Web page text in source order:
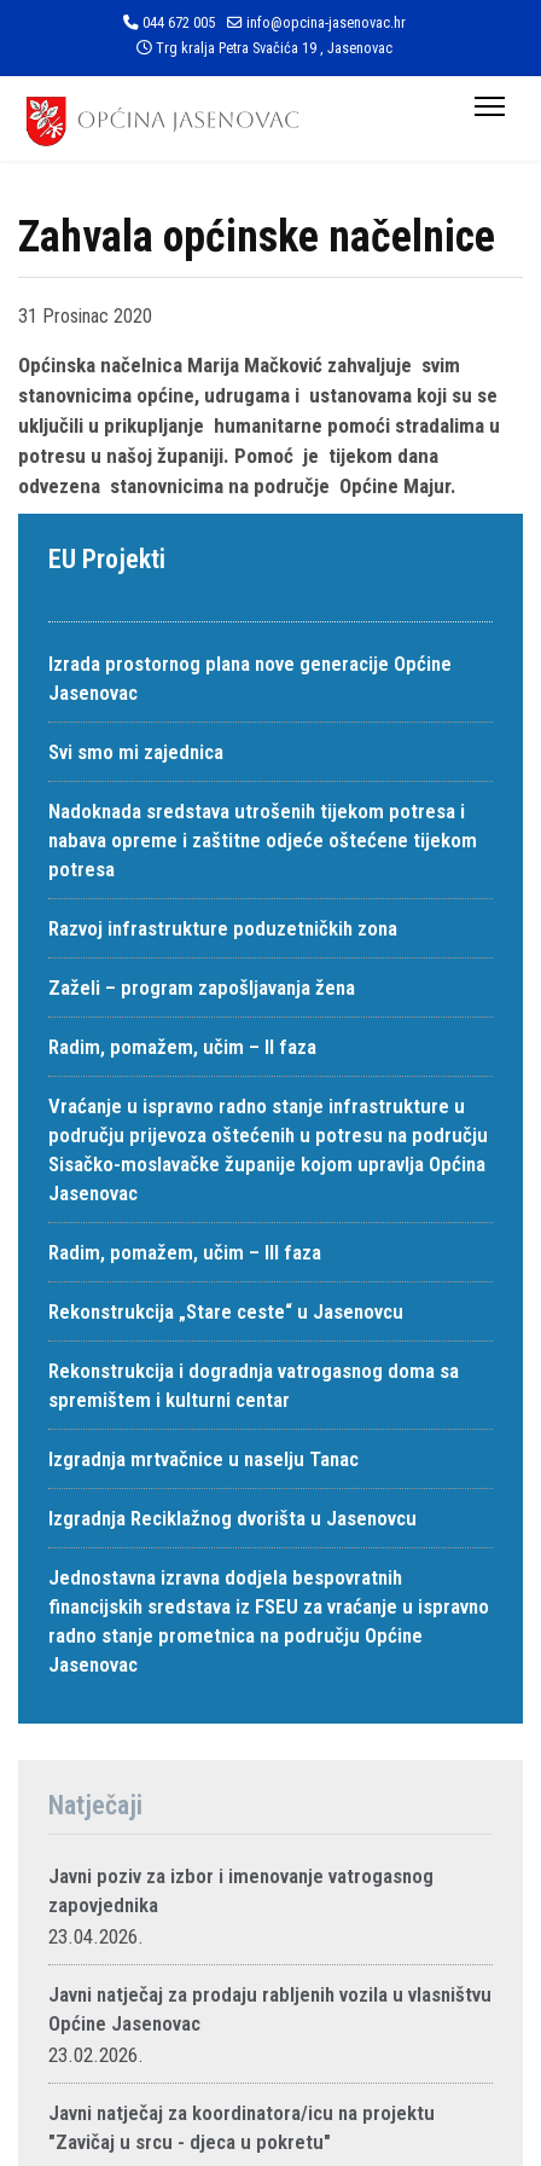
044 672 005
info@opcina-jasenovac.hr
Trg kralja Petra Svačića 19 , Jasenovac
Zahvala općinske načelnice
31 Prosinac 2020
Općinska načelnica Marija Mačković zahvaljuje svim
stanovnicima općine, udrugama i ustanovama koji su se
uključili u prikupljanje humanitarne pomoći stradalima u
potresu u našoj županiji. Pomoć je tijekom dana
odvezena stanovnicima na područje Općine Majur.
EU Projekti
Izrada prostornog plana nove generacije Općine
Jasenovac
Svi smo mi zajednica
Nadoknada sredstava utrošenih tijekom potresa i
nabava opreme i zaštitne odjeće oštećene tijekom
potresa
Razvoj infrastrukture poduzetničkih zona
Zaželi – program zapošljavanja žena
Radim, pomažem, učim – II faza
Vraćanje u ispravno radno stanje infrastrukture u
području prijevoza oštećenih u potresu na području
Sisačko-moslavačke županije kojom upravlja Općina
Jasenovac
Radim, pomažem, učim – III faza
Rekonstrukcija „Stare ceste“ u Jasenovcu
Rekonstrukcija i dogradnja vatrogasnog doma sa
spremištem i kulturni centar
Izgradnja mrtvačnice u naselju Tanac
Izgradnja Reciklažnog dvorišta u Jasenovcu
Jednostavna izravna dodjela bespovratnih
financijskih sredstava iz FSEU za vraćanje u ispravno
radno stanje prometnica na području Općine
Jasenovac
Natječaji
Javni poziv za izbor i imenovanje vatrogasnog
zapovjednika
23.04.2026.
Javni natječaj za prodaju rabljenih vozila u vlasništvu
Općine Jasenovac
23.02.2026.
Javni natječaj za koordinatora/icu na projektu
"Zavičaj u srcu - djeca u pokretu"